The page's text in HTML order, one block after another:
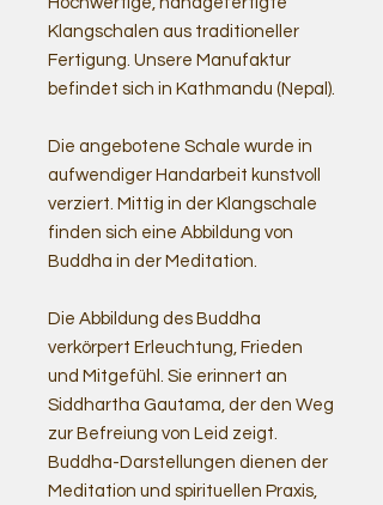
Klangschalen aus traditioneller
Fertigung. Unsere Manufaktur
befindet sich in Kathmandu (Nepal).
Die angebotene Schale wurde in
aufwendiger Handarbeit kunstvoll
verziert. Mittig in der Klangschale
finden sich eine Abbildung von
Buddha in der Meditation.
Die Abbildung des Buddha
verkörpert Erleuchtung, Frieden
und Mitgefühl. Sie erinnert an
Siddhartha Gautama, der den Weg
zur Befreiung von Leid zeigt.
Buddha-Darstellungen dienen der
Meditation und spirituellen Praxis,